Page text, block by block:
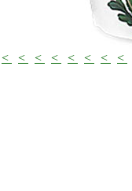
< < < < < < < <